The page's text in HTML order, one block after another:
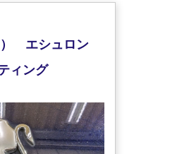
） エシュロン
ィング